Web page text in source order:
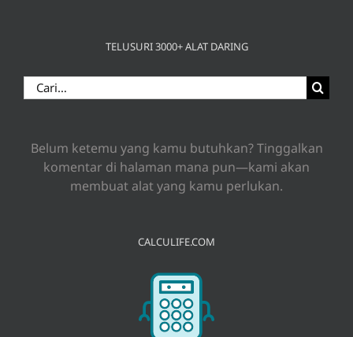
TELUSURI 3000+ ALAT DARING
Search
for:
Belum ketemu yang kamu butuhkan? Tinggalkan
komentar di halaman mana pun—kami akan
membuat alat yang kamu perlukan.
CALCULIFE.COM